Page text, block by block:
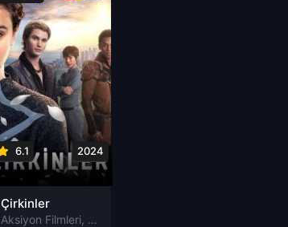
6.1 2024
Çirkinler
Aksiyon Filmleri, Elmi-Fantastika Filmleri